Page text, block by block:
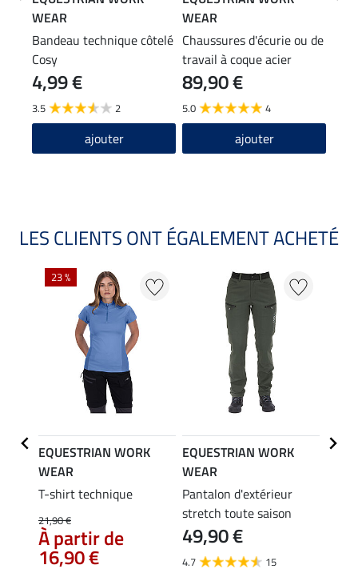
WEAR
Bandeau technique côtelé
Cosy
4,99 €
3.5 2
ajouter
WEAR
Chaussures d'écurie ou de
travail à coque acier
Adventure
89,90 €
5.0 4
ajouter
LES CLIENTS ONT ÉGALEMENT ACHETÉ
23 %
EQUESTRIAN WORK
WEAR
T-shirt technique
21,90 €
À partir de
16,90 €
EQUESTRIAN WORK
WEAR
Pantalon d'extérieur
stretch toute saison
49,90 €
4.7 15